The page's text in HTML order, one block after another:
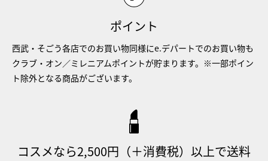
ポイント
西武・そごう各店でのお買い物同様にe.デパートでのお買い物も
クラブ・オン／ミレニアムポイントが貯まります。※一部ポイン
ト除外となる商品がございます。
コスメなら2,500円（＋消費税）以上で送料